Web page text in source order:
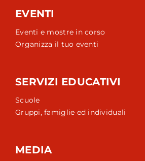
EVENTI
Eventi e mostre in corso
Organizza il tuo eventi
SERVIZI EDUCATIVI
Scuole
Gruppi, famiglie ed individuali
MEDIA